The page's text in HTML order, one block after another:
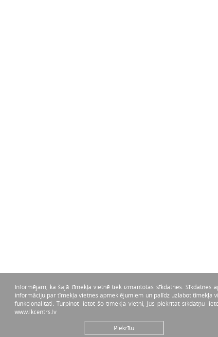
Informējam, ka šajā tīmekļa vietnē tiek izmantotas sīkdatnes. Sīkdatnes
informāciju par tīmekļa vietnes apmeklējumiem un palīdz uzlabot tīmekļa
funkcionalitāti. Turpinot lietot šo tīmekļa vietni, Jūs piekrītat sīkdatņu
www.lkcentrs.lv
Piekrītu